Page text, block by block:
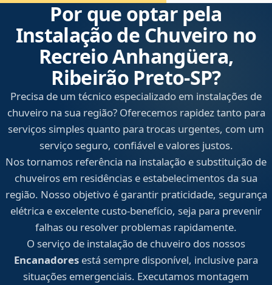
Por que optar pela
Instalação de Chuveiro no
Recreio Anhangüera,
Ribeirão Preto‑SP?
Precisa de um técnico especializado em instalações de
chuveiro na sua região? Oferecemos rapidez tanto para
serviços simples quanto para trocas urgentes, com um
serviço seguro, confiável e valores justos.
Nos tornamos referência na instalação e substituição de
chuveiros em residências e estabelecimentos da sua
região. Nosso objetivo é garantir praticidade, segurança
elétrica e excelente custo-benefício, seja para prevenir
falhas ou resolver problemas rapidamente.
O serviço de instalação de chuveiro dos nossos
Encanadores está sempre disponível, inclusive para
situações emergenciais. Executamos montagem